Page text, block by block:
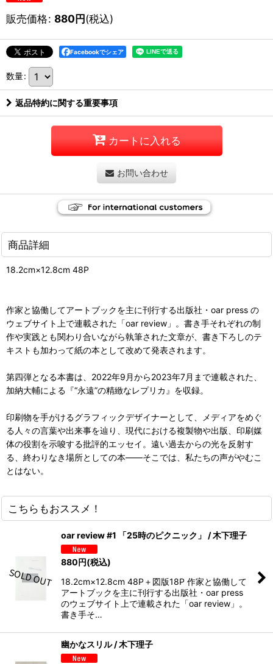
販売価格: 880円(税込)
Facebookでシェア
数量:
返品特約に関する重要事項
カートに入れる
お問い合わせ
商品詳細
18.2cm×12.8cm 48P
作家と協働してアートブックを主に刊行する出版社・oar press の
ウェブサイト上で連載された「oar review」。書き手それぞれの制
作や実践とも関わり合いながら執筆された文章が、書き下ろしのテ
キストも加わって紙の本として改めて発表されます。
第四弾となる本書は、2022年9月から2023年7月まで連載された、
加納大輔による『“永遠”の精緻なレプリカ』を収録。
印刷物を手がけるグラフィックデザイナーとして、メディアをめぐ
る人々の言葉や出来事を辿り、現代における複製物や出版、印刷媒
体の役割を示唆する批評的エッセイ。遠い過去からの光を反射す
る、終わりなき場所としての本——そこでは、私たちの声がやむこ
とはない。
こちらもおススメ！
oar review #1 「25時のピクニック」 / 木下理子
880円(税込)
18.2cm×12.8cm 48P＋図版18P 作家と協働して
アートブックを主に刊行する出版社・oar press
のウェブサイト上で連載された「oar review」。
書き手そ…
幽かなスリル / 木下理子